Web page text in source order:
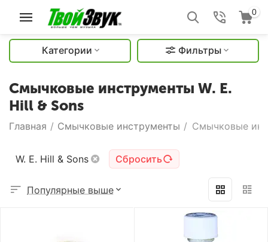
0
Категории Фильтры
Смычковые инструменты W. E.
Hill & Sons
Главная / Смычковые инструменты / Смычковые
W. E. Hill & Sons Сбросить
Популярные выше